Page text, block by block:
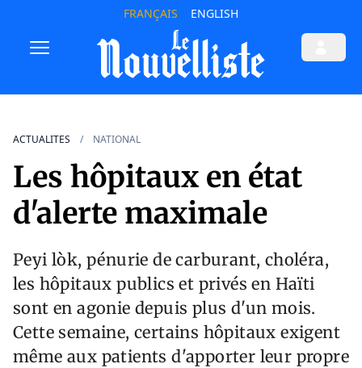
FRANÇAIS ENGLISH
ACTUALITES NATIONAL
Les hôpitaux en état
d'alerte maximale
Peyi lòk, pénurie de carburant, choléra,
les hôpitaux publics et privés en Haïti
sont en agonie depuis plus d'un mois.
Cette semaine, certains hôpitaux exigent
même aux patients d'apporter leur propre